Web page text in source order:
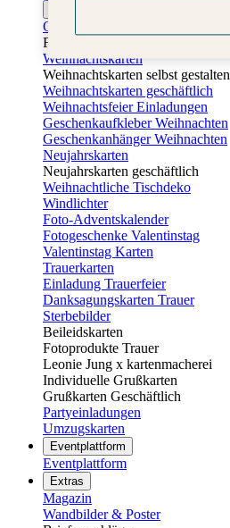
Osterkarten
Fotogeschenke zu Ostern
Weihnachtskarten
Weihnachtskarten selbst gestalten
Weihnachtskarten geschäftlich
Weihnachtsfeier Einladungen
Geschenkaufkleber Weihnachten
Geschenkanhänger Weihnachten
Neujahrskarten
Neujahrskarten geschäftlich
Weihnachtliche Tischdeko
Windlichter
Foto-Adventskalender
Fotogeschenke Valentinstag
Valentinstag Karten
Trauerkarten
Einladung Trauerfeier
Danksagungskarten Trauer
Sterbebilder
Beileidskarten
Fotoprodukte Trauer
Leonie Jung x kartenmacherei
Individuelle Grußkarten
Grußkarten Geschäftlich
Partyeinladungen
Umzugskarten
Eventplattform
Eventplattform
Extras
Magazin
Wandbilder & Poster